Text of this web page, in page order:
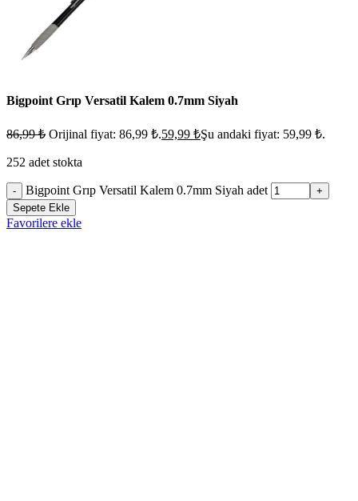
Bigpoint Grıp Versatil Kalem 0.7mm Siyah
86,99₺ Orijinal fiyat: 86,99 ₺.59,99 ₺Şu andaki fiyat: 59,99 ₺.
252 adet stokta
- Bigpoint Grıp Versatil Kalem 0.7mm Siyah adet
+
Sepete Ekle
Favorilere ekle